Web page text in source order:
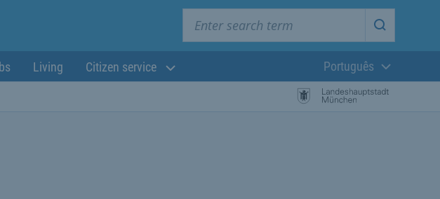
Start
Living Citizen service
Língua atual:
Português